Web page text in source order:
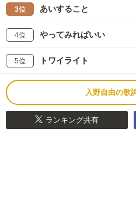
3位 あいすること
4位 やってみればいい
5位 トワイライト
入野自由の歌
ランキング共有